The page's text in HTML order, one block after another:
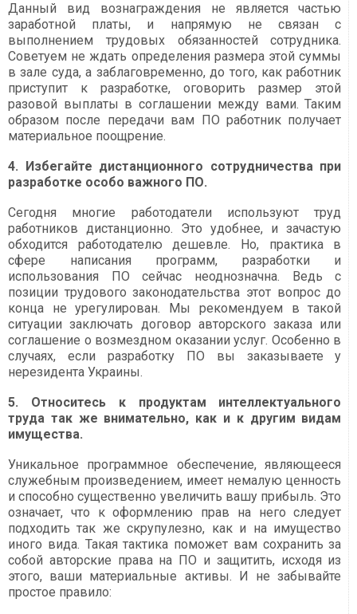
Данный вид вознаграждения не является частью
заработной платы, и напрямую не связан с
выполнением трудовых обязанностей сотрудника.
Советуем не ждать определения размера этой суммы
в зале суда, а заблаговременно, до того, как работник
приступит к разработке, оговорить размер этой
разовой выплаты в соглашении между вами. Таким
образом после передачи вам ПО работник получает
материальное поощрение.
4. Избегайте дистанционного сотрудничества при
разработке особо важного ПО.
Сегодня многие работодатели используют труд
работников дистанционно. Это удобнее, и зачастую
обходится работодателю дешевле. Но, практика в
сфере написания программ, разработки и
использования ПО сейчас неоднозначна. Ведь с
позиции трудового законодательства этот вопрос до
конца не урегулирован. Мы рекомендуем в такой
ситуации заключать договор авторского заказа или
соглашение о возмездном оказании услуг. Особенно в
случаях, если разработку ПО вы заказываете у
нерезидента Украины.
5. Относитесь к продуктам интеллектуального
труда так же внимательно, как и к другим видам
имущества.
Уникальное программное обеспечение, являющееся
служебным произведением, имеет немалую ценность
и способно существенно увеличить вашу прибыль. Это
означает, что к оформлению прав на него следует
подходить так же скрупулезно, как и на имущество
иного вида. Такая тактика поможет вам сохранить за
собой авторские права на ПО и защитить, исходя из
этого, ваши материальные активы. И не забывайте
простое правило: